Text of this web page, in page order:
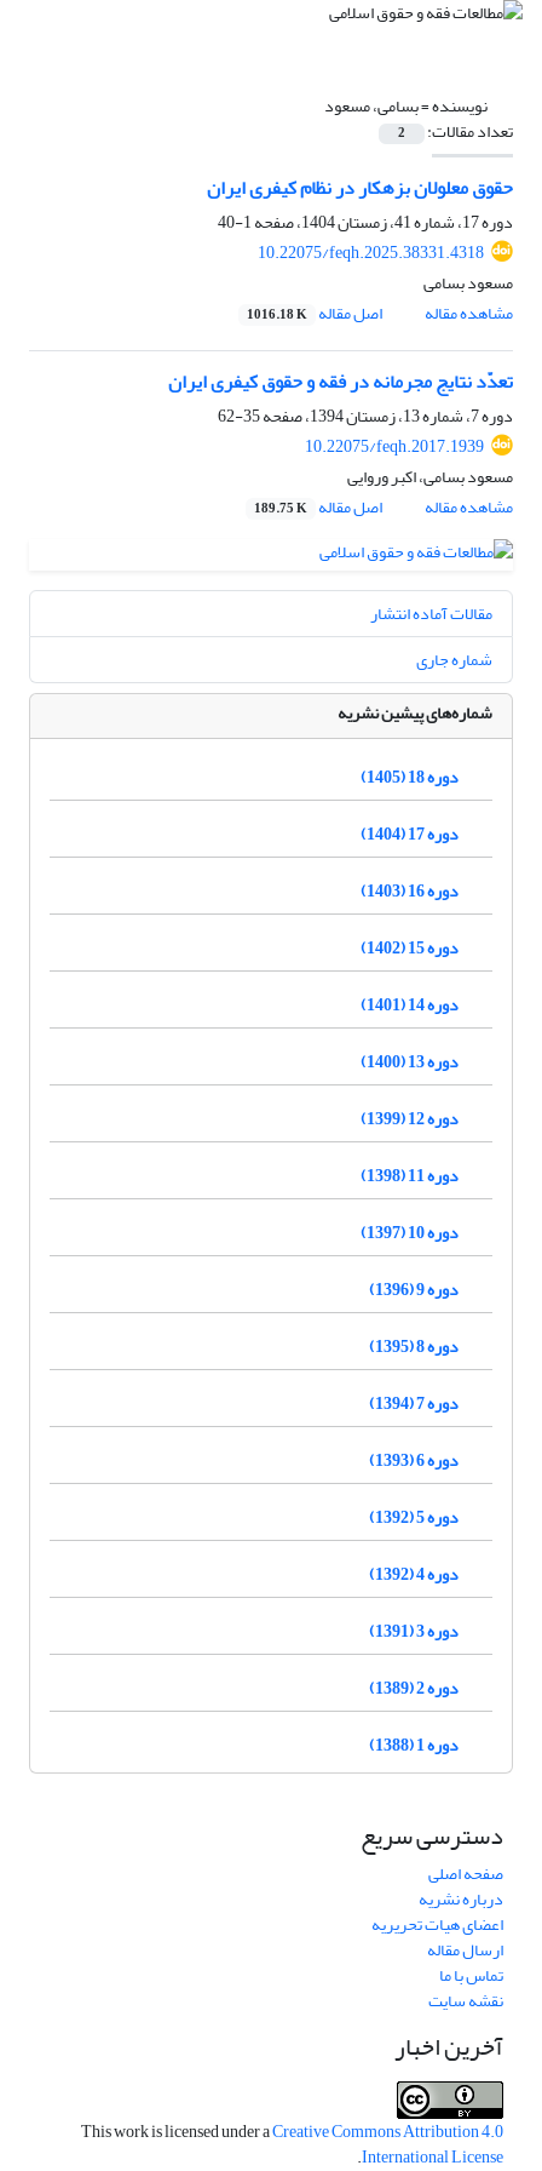
نویسنده =بسامی، مسعود
تعداد مقالات: 2
حقوق معلولان بزهکار در نظام کیفری ایران
دوره 17، شماره 41، زمستان 1404، صفحه
1-40
10.22075/feqh.2025.38331.4318
مسعود بسامی
مشاهده مقاله
اصل مقاله 1016.18 K
تعدّد نتایج مجرمانه در فقه و حقوق کیفری ایران
دوره 7، شماره 13، زمستان 1394، صفحه
35-62
10.22075/feqh.2017.1939
مسعود بسامی، اکبر وروایی
مشاهده مقاله
اصل مقاله 189.75 K
مقالات آماده انتشار
شماره جاری
شماره‌های پیشین نشریه
دوره 18 (1405)
دوره 17 (1404)
دوره 16 (1403)
دوره 15 (1402)
دوره 14 (1401)
دوره 13 (1400)
دوره 12 (1399)
دوره 11 (1398)
دوره 10 (1397)
دوره 9 (1396)
دوره 8 (1395)
دوره 7 (1394)
دوره 6 (1393)
دوره 5 (1392)
دوره 4 (1392)
دوره 3 (1391)
دوره 2 (1389)
دوره 1 (1388)
دسترسی سریع
صفحه اصلی
درباره نشریه
اعضای هیات تحریریه
ارسال مقاله
تماس با ما
نقشه سایت
آخرین اخبار
This work is licensed under aCreative Commons Attribution 4.0
International License
.